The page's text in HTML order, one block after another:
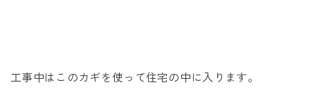
工事中はこのカギを使って住宅の中に入ります。